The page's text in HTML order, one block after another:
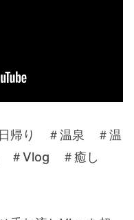
帰り ＃温泉 ＃温
＃Vlog ＃癒し